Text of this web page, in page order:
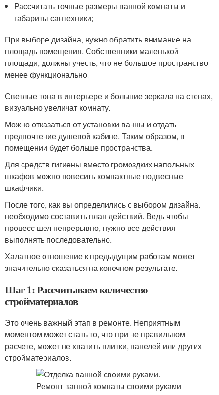
Рассчитать точные размеры ванной комнаты и
габариты сантехники;
При выборе дизайна, нужно обратить внимание на
площадь помещения. Собственники маленькой
площади, должны учесть, что не большое пространство
менее функционально.
Светлые тона в интерьере и большие зеркала на стенах,
визуально увеличат комнату.
Можно отказаться от установки ванны и отдать
предпочтение душевой кабине. Таким образом, в
помещении будет больше пространства.
Для средств гигиены вместо громоздких напольных
шкафов можно повесить компактные подвесные
шкафчики.
После того, как вы определились с выбором дизайна,
необходимо составить план действий. Ведь чтобы
процесс шел непрерывно, нужно все действия
выполнять последовательно.
Халатное отношение к предыдущим работам может
значительно сказаться на конечном результате.
Шаг 1: Рассчитываем количество
стройматериалов
Это очень важный этап в ремонте. Неприятным
моментом может стать то, что при не правильном
расчете, может не хватить плитки, панелей или других
стройматериалов.